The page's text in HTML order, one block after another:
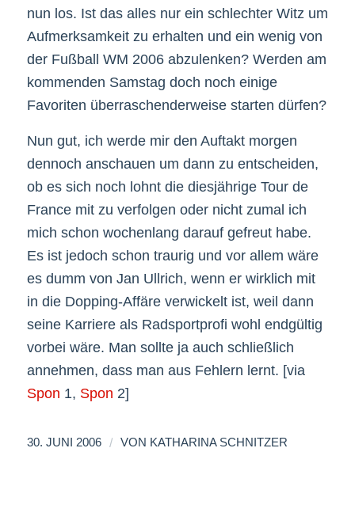
nun los. Ist das alles nur ein schlechter Witz um
Aufmerksamkeit zu erhalten und ein wenig von
der Fußball WM 2006 abzulenken? Werden am
kommenden Samstag doch noch einige
Favoriten überraschenderweise starten dürfen?
Nun gut, ich werde mir den Auftakt morgen
dennoch anschauen um dann zu entscheiden,
ob es sich noch lohnt die diesjährige Tour de
France mit zu verfolgen oder nicht zumal ich
mich schon wochenlang darauf gefreut habe.
Es ist jedoch schon traurig und vor allem wäre
es dumm von Jan Ullrich, wenn er wirklich mit
in die Dopping-Affäre verwickelt ist, weil dann
seine Karriere als Radsportprofi wohl endgültig
vorbei wäre. Man sollte ja auch schließlich
annehmen, dass man aus Fehlern lernt. [via
Spon 1, Spon 2]
30. JUNI 2006 / VON KATHARINA SCHNITZER